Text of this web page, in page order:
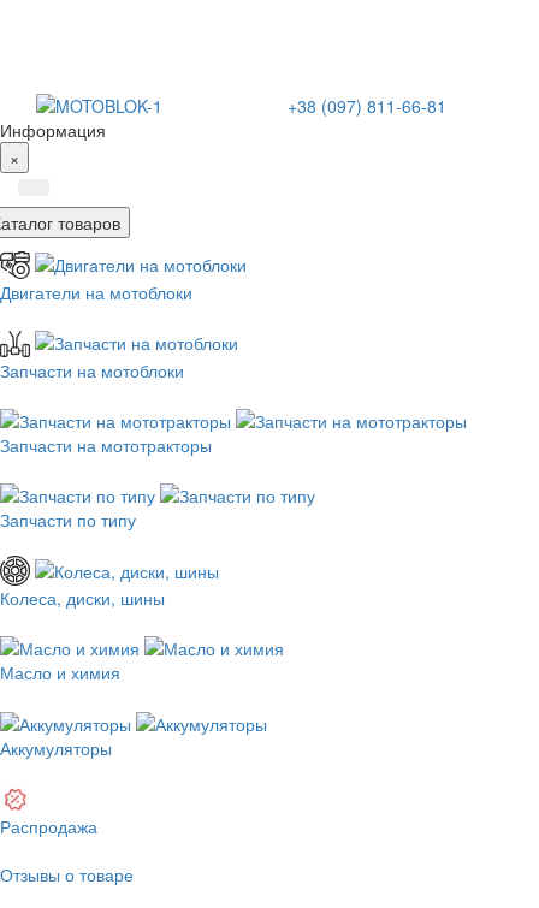
+38 (097) 811-66-81
Информация
×
товаров
Двигатели на мотоблоки
Запчасти на мотоблоки
Запчасти на мототракторы
Запчасти по типу
Колеса, диски, шины
Масло и химия
Аккумуляторы
Распродажа
Отзывы о товаре